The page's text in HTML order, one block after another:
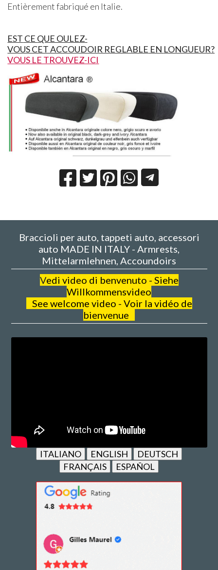
Entièrement fabriqué en Italie.
EST CE QUE OULEZ-
VOUS CET ACCOUDOIR REGLABLE EN LONGUEUR?
VOUS LE TROUVEZ-ICI
Braccioli per auto, tappeti auto, accessori
auto MADE IN ITALY - Armrests,
Mittelarmlehnen, Accoundoirs
Vedi video di benvenuto - Siehe
Willkommensvideo
See welcome video - Voir la vidéo de
bienvenue
ITALIANO ENGLISH
DEUTSCH
FRANÇAIS
ESPAÑOL